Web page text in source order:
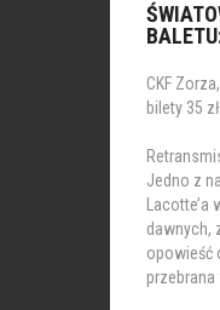
CKF
bilety 35
Jedno z
Lacotte’a
dawnych,
opowieść